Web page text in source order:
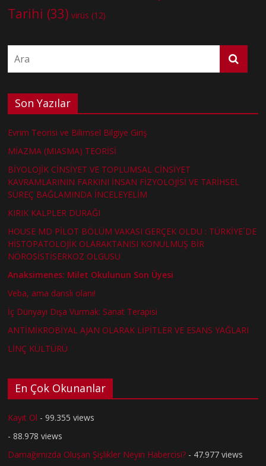
Tarihi (33) virüs (12)
Son Yazılar
Evrim Teorisi ve Bilimsel Bilgiye Giriş
MİAZMA (MIASMA) TEORİSİ
BİYOLOJİK CİNSİYET VE TOPLUMSAL CİNSİYET
KAVRAMLARININ FARKINI İNSAN FİZYOLOJİSİ VE TARİHSEL
SÜREÇ BAĞLAMINDA İNCELEYELİM
KIRIK KALPLER DURAĞI
HOUSE MD PİLOT BÖLÜM VAKASI GERÇEK OLDU : TÜRKİYE´DE
HİSTOPATOLOJİK OLARAKTANISI KONULMUŞ BİR
NÖROSİSTİSERKOZ OLGUSU
Anaksimenes: Milet Okulunun Son Üyesi
Veba, ama danslı olanı!
İç Dünyayı Dışa Vurmak: Sanat Terapisi
ANTİMİKROBİYAL AJAN OLARAK LİPİTLER VE ESANS YAĞLARI
LİNÇ KÜLTÜRÜ
En Çok Okunanlar
Kayıt Ol - 99.355 views
- 88.978 views
Damağımızda Oluşan Şişlikler Neyin Habercisi? - 47.977 views